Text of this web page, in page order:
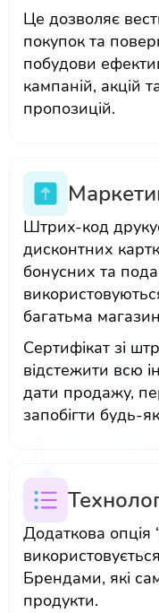
Це дозволяє
покупок та
побудови
кампаній, акцій
пропозицій.
Штрих-код
дисконтних
бонусних та
багатьма
Сертифікат зі
відстежити всю
дати продажу,
запобігти будь-
Додаткова опція
Брендами, які
продукти.